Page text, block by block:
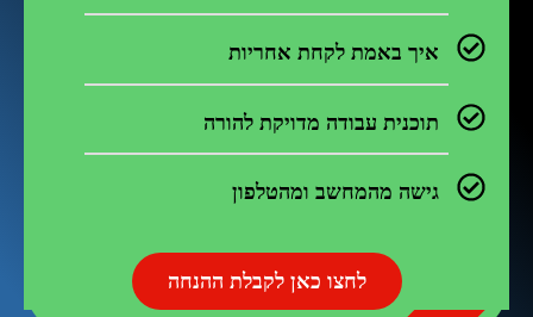
איך באמת לקחת אחריות
תוכנית עבודה מדויקת להורה
גישה מהמחשב ומהטלפון
לחצו כאן לקבלת ההנחה